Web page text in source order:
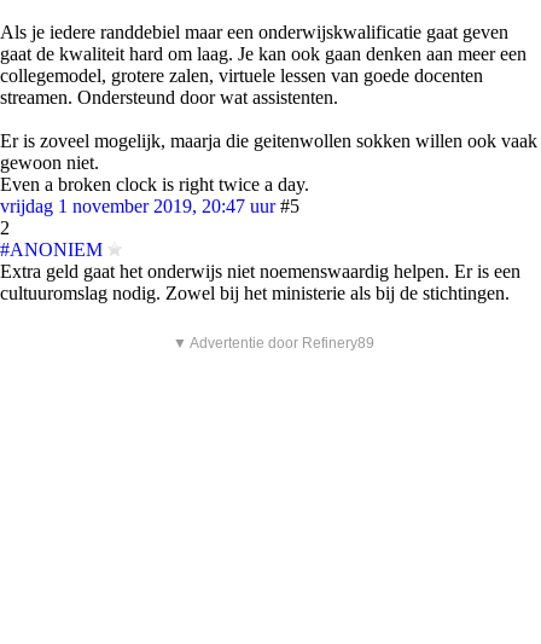
Als je iedere randdebiel maar een onderwijskwalificatie gaat geven
gaat de kwaliteit hard om laag. Je kan ook gaan denken aan meer een
collegemodel, grotere zalen, virtuele lessen van goede docenten
streamen. Ondersteund door wat assistenten.
Er is zoveel mogelijk, maarja die geitenwollen sokken willen ook vaak
gewoon niet.
Even a broken clock is right twice a day.
vrijdag 1 november 2019, 20:47 uur #5
2
#ANONIEM
Extra geld gaat het onderwijs niet noemenswaardig helpen. Er is een
cultuuromslag nodig. Zowel bij het ministerie als bij de stichtingen.
▼ Advertentie door Refinery89